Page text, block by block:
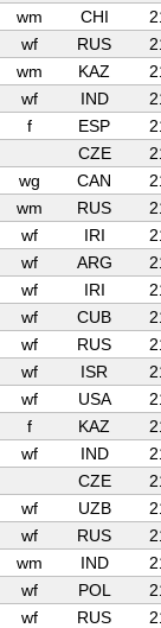
wm CHI
wf RUS
wm KAZ
wf IND
f ESP
CZE
wg CAN
wm RUS
wf IRI
wf ARG
wf IRI
wf CUB
wf RUS
wf ISR
wf USA
f KAZ
wf IND
CZE
wf UZB
wf RUS
wm IND
wf POL
wf RUS